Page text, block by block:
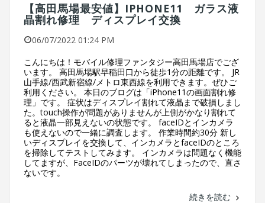
【高田馬場最安値】IPHONE11 ガラス液
晶割れ修理 ディスプレイ交換
06/07/2022 01:24 PM
こんにちは！モバイル修理ファンタジー高田馬場店でござ
います。 高田馬場駅早稲田口から徒歩1分の距離です。 JR
山手線/西武新宿線/メトロ東西線を利用できます。ぜひご
利用ください。 本日のブログは「iPhone11の画面割れ修
理」です。 症状はディスプレイ割れて液晶まで破損しまし
た。touch操作が問題がありませんが上側がかなり割れて
ると液晶一部見えないの状態です。 faceIDとインカメラ
も使えないので一緒に調査します。 作業時間約30分 新し
いディスプレイを交換して、インカメラとfaceIDのところ
を掃除してテストしてみます。 インカメラは問題なく機能
してますが、FaceIDのパーツが壊れてしまったので、直さ
ないです。
続きを読む